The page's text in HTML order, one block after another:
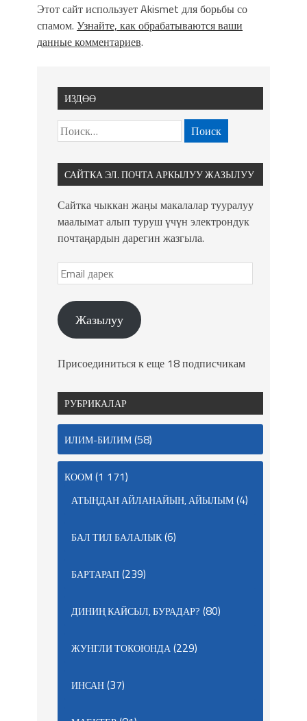
Этот сайт использует Akismet для борьбы со
спамом. Узнайте, как обрабатываются ваши
данные комментариев.
ИЗДӨӨ
САЙТКА ЭЛ. ПОЧТА АРКЫЛУУ ЖАЗЫЛУУ
Сайтка чыккан жаңы макалалар тууралуу
маалымат алып туруш үчүн электрондук
почтаңардын дарегин жазгыла.
Жазылуу
Присоединиться к еще 18 подписчикам
РУБРИКАЛАР
ИЛИМ-БИЛИМ(58)
КООМ(1 171)
АТЫҢДАН АЙЛАНАЙЫН, АЙЫЛЫМ(4)
БАЛ ТИЛ БАЛАЛЫК(6)
БАРТАРАП(239)
ДИНИҢ КАЙСЫЛ, БУРАДАР? (80)
ЖУНГЛИ ТОКОЮНДА(229)
ИНСАН(37)